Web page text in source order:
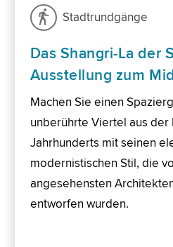
Stadtrundgänge
Das Shangri-La der
Ausstellung zum
Machen Sie einen
unberührte Viertel aus
Jahrhunderts mit seinen
modernistischen Stil, die
angesehensten
entworfen wurden.